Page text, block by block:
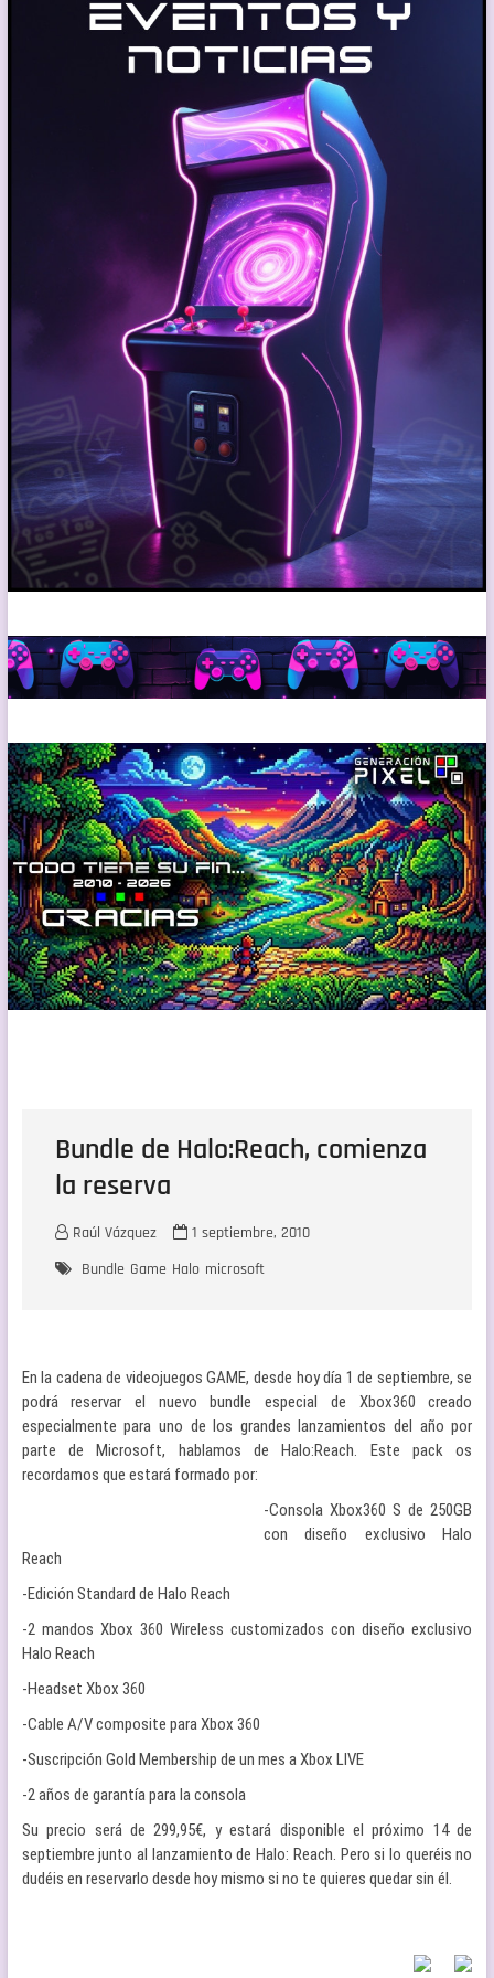
Bundle de Halo:Reach, comienza
la reserva
Raúl Vázquez
1 septiembre, 2010
Bundle Game Halo microsoft
En la cadena de videojuegos GAME, desde hoy día 1 de septiembre, se
podrá reservar el nuevo bundle especial de Xbox360 creado
especialmente para uno de los grandes lanzamientos del año por
parte de Microsoft, hablamos de Halo:Reach. Este pack os
recordamos que estará formado por:
-Consola Xbox360 S de 250GB
con diseño exclusivo Halo
Reach
-Edición Standard de Halo Reach
-2 mandos Xbox 360 Wireless customizados con diseño exclusivo
Halo Reach
-Headset Xbox 360
-Cable A/V composite para Xbox 360
-Suscripción Gold Membership de un mes a Xbox LIVE
-2 años de garantía para la consola
Su precio será de 299,95€, y estará disponible el próximo 14 de
septiembre junto al lanzamiento de Halo: Reach. Pero si lo queréis no
dudéis en reservarlo desde hoy mismo si no te quieres quedar sin él.